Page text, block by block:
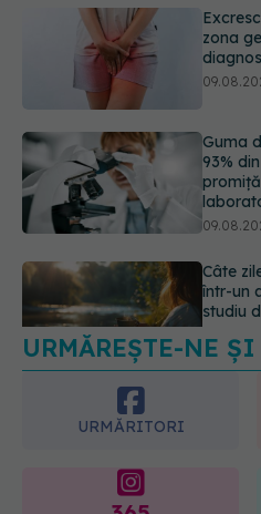
Guma
93%
Câte
într-un
studiu
AI pot
URMĂREȘTE-NE ȘI
URMĂRITORI
365
ARTICOLE SIMILARE